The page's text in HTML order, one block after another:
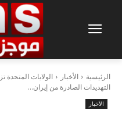
الرئيسية الأخبار
الولايات المتحدة
التهديدات الصادرة من إيران...
الأخبار